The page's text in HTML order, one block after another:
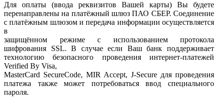
Для оплаты (ввода реквизитов Вашей карты) Вы будете
перенаправлены на платёжный шлюз ПАО СБЕР. Соединение
с платёжным шлюзом и передача информации осуществляется
в
защищённом режиме с использованием протокола
шифрования SSL. В случае если Ваш банк поддерживает
технологию безопасного проведения интернет-платежей
Verified By Visa,
MasterCard SecureCode, MIR Accept, J-Secure для проведения
платежа также может потребоваться ввод специального
пароля.